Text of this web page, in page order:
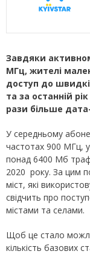
Завдяки
МГц, жителі
доступ до
та за останній
рази більше
У середньому
частотах 900 МГц,
понад 6400 Мб
2020 року. За цим
міст, які
свідчить про
містами та селами.
Щоб це стало
кількість базових